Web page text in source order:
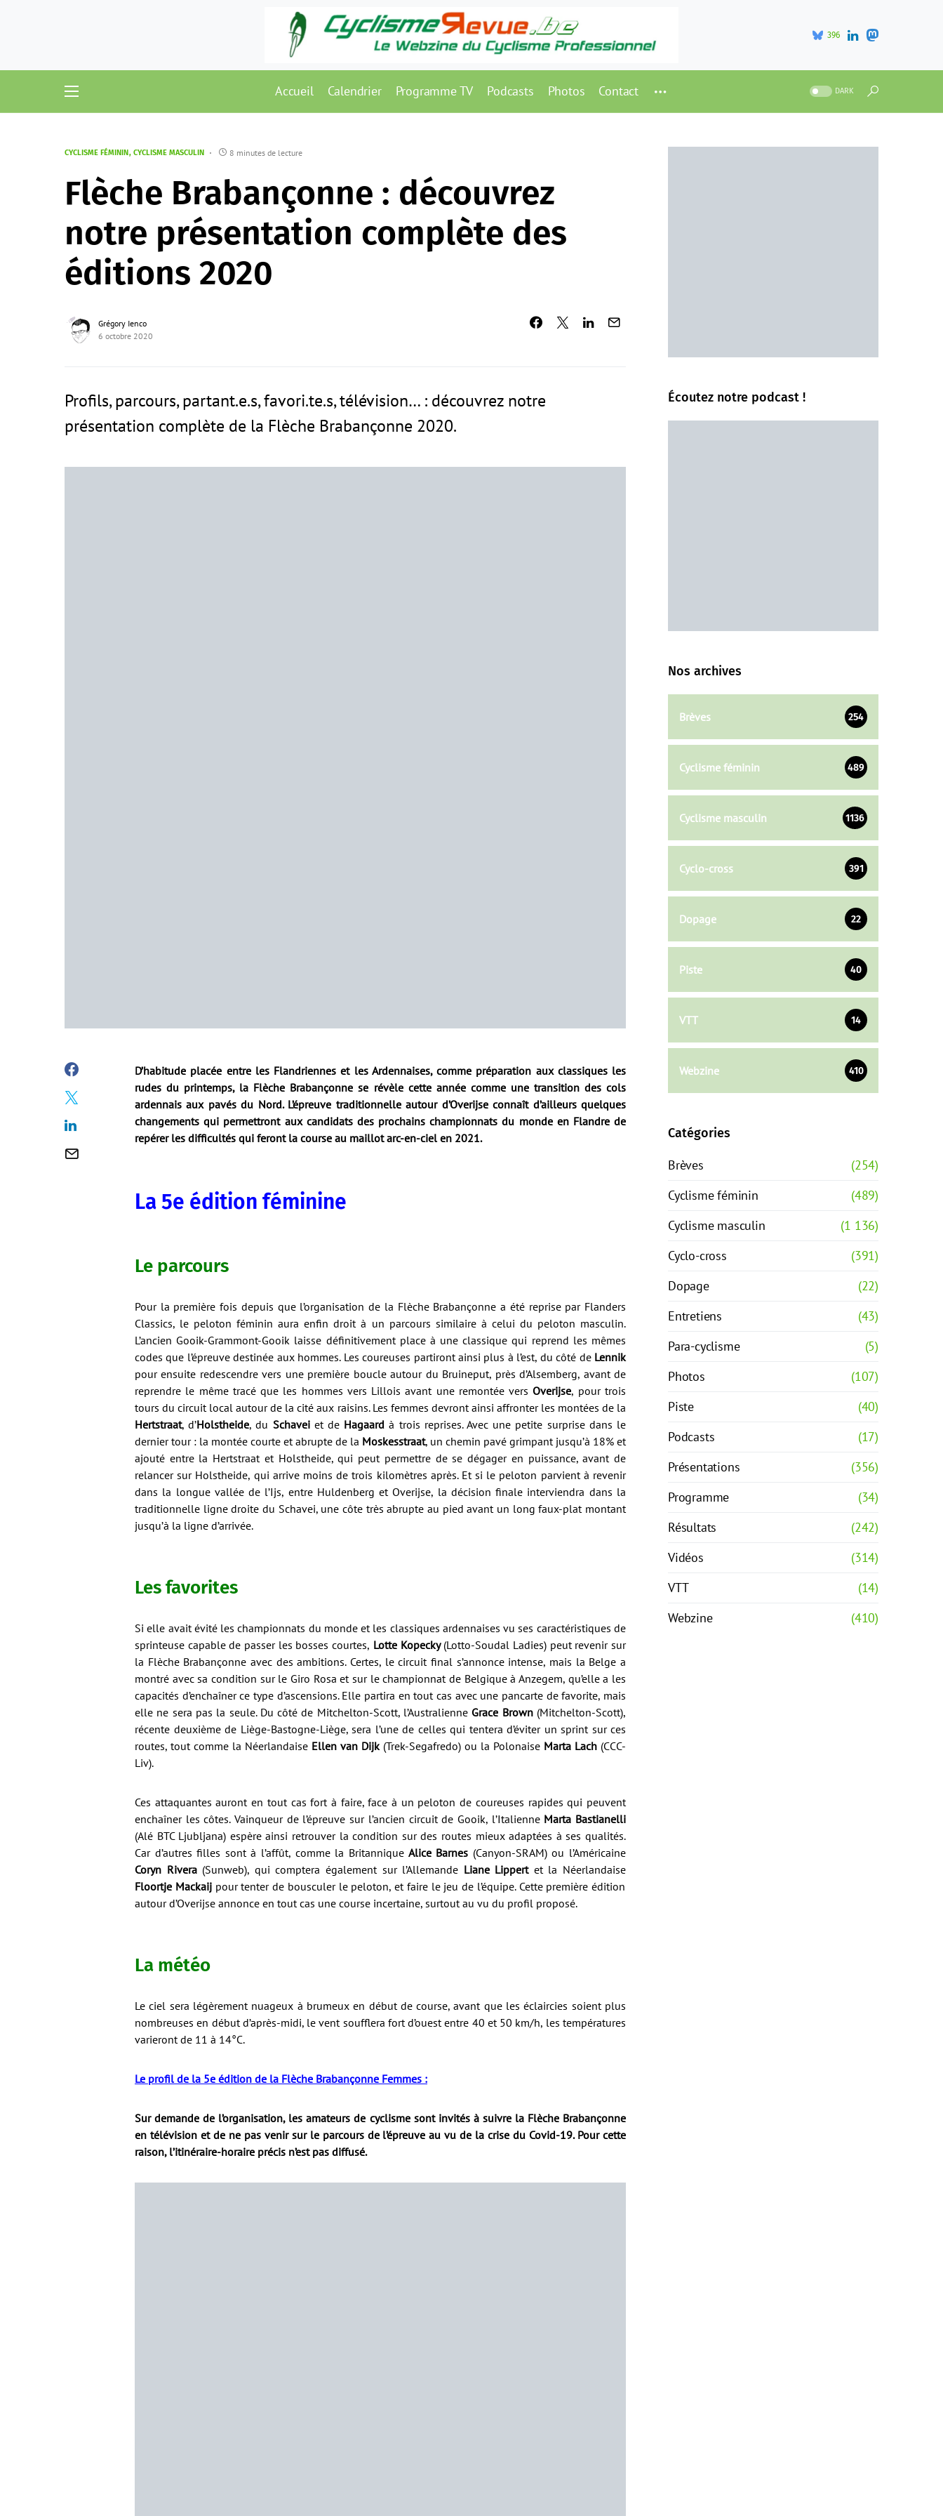
396
Accueil Calendrier Programme TV Podcasts Photos Contact DARK
CYCLISME FÉMININ CYCLISME MASCULIN 8 minutes de lecture
Flèche Brabançonne : découvrez
notre présentation complète des
éditions 2020
Grégory Ienco
6 octobre 2020
Profils, parcours, partant.e.s, favori.te.s, télévision… : découvrez notre
présentation complète de la Flèche Brabançonne 2020.
D’habitude placée entre les Flandriennes et les Ardennaises, comme préparation aux classiques les
rudes du printemps, la Flèche Brabançonne se révèle cette année comme une transition des cols
ardennais aux pavés du Nord. L’épreuve traditionnelle autour d’Overijse connaît d’ailleurs quelques
changements qui permettront aux candidats des prochains championnats du monde en Flandre de
repérer les difficultés qui feront la course au maillot arc-en-ciel en 2021.
La 5e édition féminine
Le parcours
Pour la première fois depuis que l’organisation de la Flèche Brabançonne a été reprise par Flanders
Classics, le peloton féminin aura enfin droit à un parcours similaire à celui du peloton masculin.
L’ancien Gooik-Grammont-Gooik laisse définitivement place à une classique qui reprend les mêmes
codes que l’épreuve destinée aux hommes. Les coureuses partiront ainsi plus à l’est, du côté de Lennik
pour ensuite redescendre vers une première boucle autour du Bruineput, près d’Alsemberg, avant de
reprendre le même tracé que les hommes vers Lillois avant une remontée vers Overijse, pour trois
tours du circuit local autour de la cité aux raisins. Les femmes devront ainsi affronter les montées de la
Hertstraat, d’Holstheide, du Schaveiet de Hagaard à trois reprises. Avec une petite surprise dans le
dernier tour : la montée courte et abrupte de la Moskesstraat, un chemin pavé grimpant jusqu’à 18% et
ajouté entre la Hertstraat et Holstheide, qui peut permettre de se dégager en puissance, avant de
relancer sur Holstheide, qui arrive moins de trois kilomètres après. Et si le peloton parvient à revenir
dans la longue vallée de l’Ijs, entre Huldenberg et Overijse, la décision finale interviendra dans la
traditionnelle ligne droite du Schavei, une côte très abrupte au pied avant un long faux-plat montant
jusqu’à la ligne d’arrivée.
Les favorites
Si elle avait évité les championnats du monde et les classiques ardennaises vu ses caractéristiques de
sprinteuse capable de passer les bosses courtes, Lotte Kopecky(Lotto-Soudal Ladies) peut revenir sur
la Flèche Brabançonne avec des ambitions. Certes, le circuit final s’annonce intense, mais la Belge a
montré avec sa condition sur le Giro Rosa et sur le championnat de Belgique à Anzegem, qu’elle a les
capacités d’enchaîner ce type d’ascensions. Elle partira en tout cas avec une pancarte de favorite, mais
elle ne sera pas la seule. Du côté de Mitchelton-Scott, l’Australienne Grace Brown(Mitchelton-Scott),
récente deuxième de Liège-Bastogne-Liège, sera l’une de celles qui tentera d’éviter un sprint sur ces
routes, tout comme la Néerlandaise Ellen van Dijk(Trek-Segafredo) ou la Polonaise Marta Lach (CCC-
Liv).
Ces attaquantes auront en tout cas fort à faire, face à un peloton de coureuses rapides qui peuvent
enchaîner les côtes. Vainqueur de l’épreuve sur l’ancien circuit de Gooik, l’Italienne Marta Bastianelli
(Alé BTC Ljubljana) espère ainsi retrouver la condition sur des routes mieux adaptées à ses qualités.
Car d’autres filles sont à l’affût, comme la BritanniqueAlice Barnes (Canyon-SRAM) ou l’Américaine
Coryn Rivera(Sunweb), qui comptera également sur l’Allemande Liane Lippertet la Néerlandaise
Floortje Mackaijpour tenter de bousculer le peloton, et faire le jeu de l’équipe. Cette première édition
autour d’Overijse annonce en tout cas une course incertaine, surtout au vu du profil proposé.
La météo
Le ciel sera légèrement nuageux à brumeux en début de course, avant que les éclaircies soient plus
nombreuses en début d’après-midi, le vent soufflera fort d’ouest entre 40 et 50 km/h, les températures
varieront de 11 à 14°C.
Le profil de la 5e édition de la Flèche Brabançonne Femmes :
Sur demande de l’organisation, les amateurs de cyclisme sont invités à suivre la Flèche Brabançonne
en télévision et de ne pas venir sur le parcours de l’épreuve au vu de la crise du Covid-19. Pour cette
raison, l’itinéraire-horaire précis n’est pas diffusé.
Écoutez notre podcast !
Nos archives
Brèves 254
Cyclisme féminin 489
Cyclisme masculin 1136
Cyclo-cross 391
Dopage 22
Piste 40
VTT 14
Webzine 410
Catégories
Brèves
(254)
Cyclisme féminin
(489)
Cyclisme masculin
(1 136)
Cyclo-cross
(391)
Dopage
(22)
Entretiens
(43)
Para-cyclisme
(5)
Photos
(107)
Piste
(40)
Podcasts
(17)
Présentations
(356)
Programme
(34)
Résultats
(242)
Vidéos
(314)
VTT
(14)
Webzine
(410)